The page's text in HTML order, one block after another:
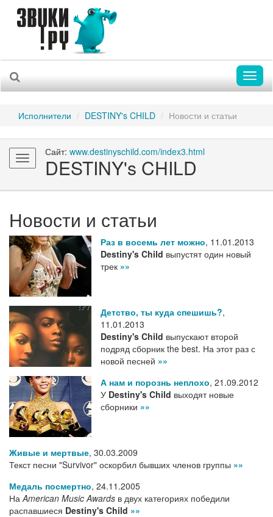
Исполнители DESTINY's CHILD Новости и статьи
Toggle
navigation
Сайт: www.destinyschild.com/index3.html
DESTINY's CHILD
Новости и статьи
Раз в восемь лет можно, 11.01.2013
Destiny's Child выпустят один новый
трек »»
Детство, ты куда спешишь?,
11.01.2013
Destiny's Child выпускают второй
подряд сборник the best. На этот раз с
новой песней »»
А нам и порознь неплохо, 21.09.2012
У Destiny's Child выходят новые
сборники »»
Живые и мертвые, 30.03.2009
Текст песни "Survivor" оскорбил бывших членов группы »»
Медаль посмертно, 24.11.2005
НаAmerican Music Awards в двух категориях победили
распавшиеся Destiny's Child »»